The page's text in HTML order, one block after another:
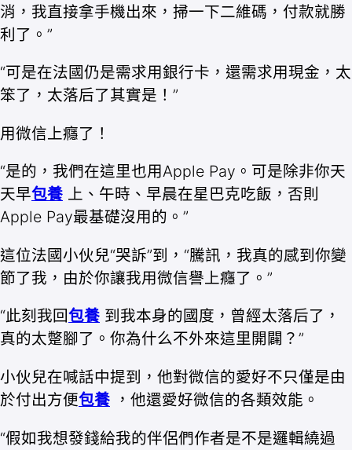
消，我直接拿手機出來，掃一下二維碼，付款就勝
利了。”
“可是在法國仍是需求用銀行卡，還需求用現金，太
笨了，太落后了其實是！”
用微信上癮了！
“是的，我們在這里也用Apple Pay。可是除非你天
天早包養 上、午時、早晨在星巴克吃飯，否則
Apple Pay最基礎沒用的。”
這位法國小伙兒“哭訴”到，“騰訊，我真的感到你變
節了我，由於你讓我用微信譽上癮了。”
“此刻我回包養 到我本身的國度，曾經太落后了，
真的太蹩腳了。你為什么不外來這里開闢？”
小伙兒在喊話中提到，他對微信的愛好不只僅是由
於付出方便包養 ，他還愛好微信的各類效能。
“假如我想發錢給我的伴侶們作者是不是邏輯繞過